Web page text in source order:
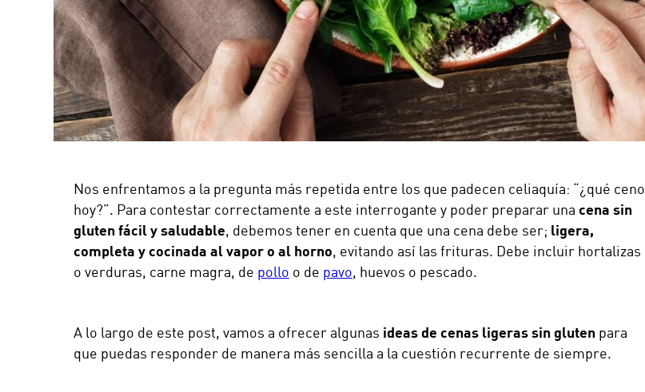
Nos enfrentamos a la pregunta más repetida entre los que padecen celiaquía: “¿qué ceno
hoy?”. Para contestar correctamente a este interrogante y poder preparar una cena sin
gluten fácil y saludable, debemos tener en cuenta que una cena debe ser; ligera,
completa y cocinada al vapor o al horno, evitando así las frituras. Debe incluir hortalizas
o verduras, carne magra, de pollo o de pavo, huevos o pescado.
A lo largo de este post, vamos a ofrecer algunas ideas de cenas ligeras sin gluten para
que puedas responder de manera más sencilla a la cuestión recurrente de siempre.